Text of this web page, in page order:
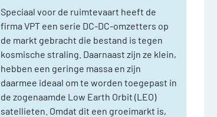
Speciaal voor de ruimtevaart heeft de
firma VPT een serie DC-DC-omzetters op
de markt gebracht die bestand is tegen
kosmische straling. Daarnaast zijn ze klein,
hebben een geringe massa en zijn
daarmee ideaal om te worden toegepast in
de zogenaamde Low Earth Orbit (LEO)
satellieten. Omdat dit een groeimarkt is,